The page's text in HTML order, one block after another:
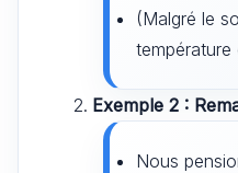
(Malgré le
température
Exemple 2 :
Nous